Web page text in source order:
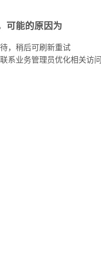
可能的原因为
，稍后可刷新重试
系业务管理员优化相关访问